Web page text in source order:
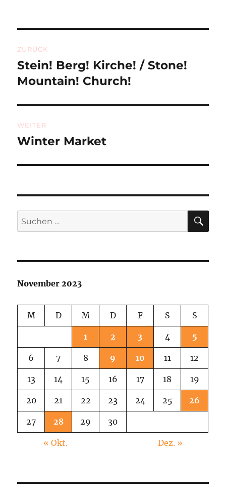
ZURÜCK
Vorheriger
Beitrag:
Stein! Berg! Kirche! / Stone!
Mountain! Church!
WEITER
Nächster
Winter Market
Suchen
nach:
November 2023
M D M D F S S
1 2 3 4 5
6 7 8 9 10 11 12
13 14 15 16 17 18 19
20 21 22 23 24 25 26
27 28 29 30
« Okt. Dez. »